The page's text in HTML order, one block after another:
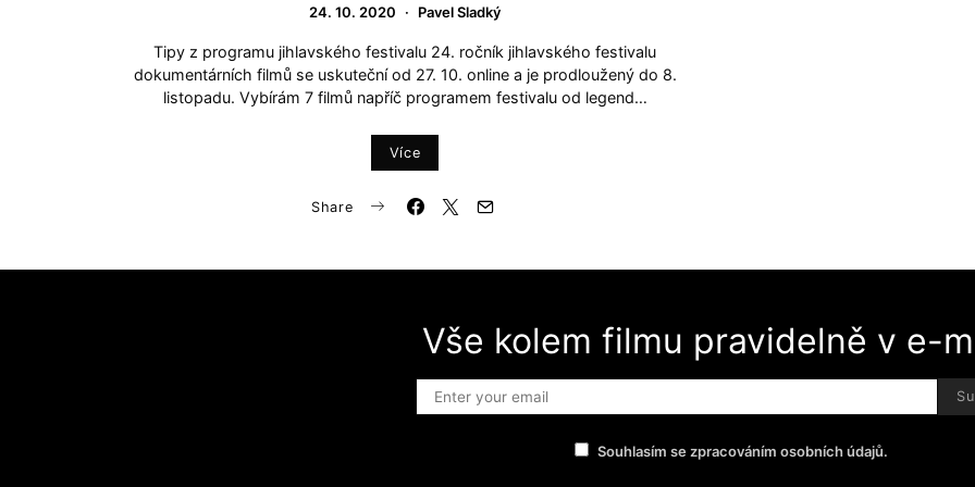
24. 10. 2020 Pavel Sladký
Tipy z programu jihlavského festivalu 24. ročník jihlavského festivalu
dokumentárních filmů se uskuteční od 27. 10. online a je prodloužený do 8.
listopadu. Vybírám 7 filmů napříč programem festivalu od legend…
Více
Share
Vše kolem filmu pravidelně v e-
Souhlasím se zpracováním osobních údajů.